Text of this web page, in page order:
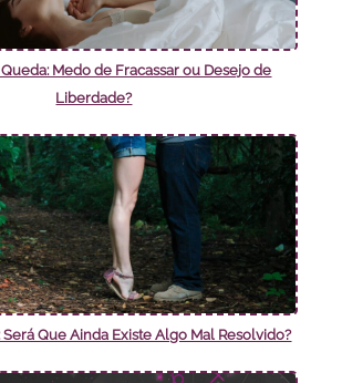
Medo de Fracassar ou Desejo de
Liberdade?
Será Que Ainda Existe Algo Mal Resolvido?